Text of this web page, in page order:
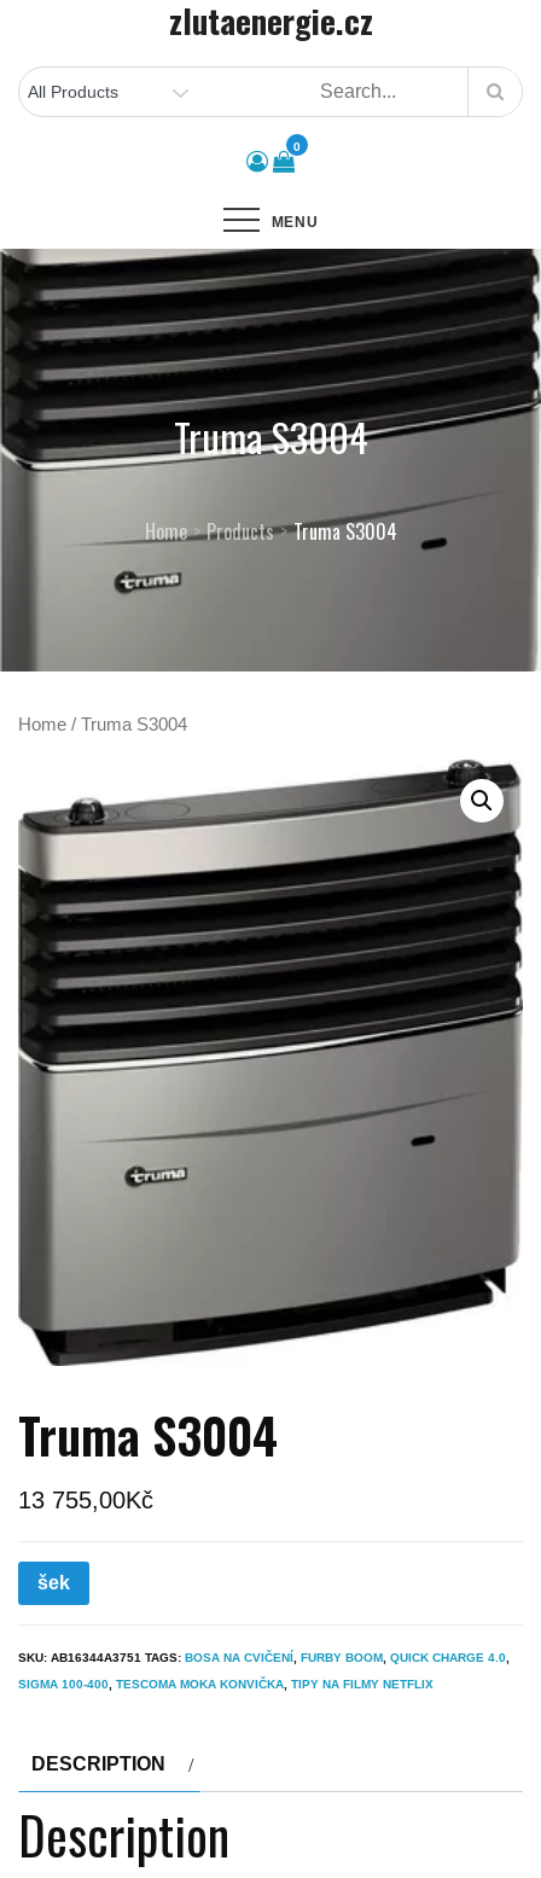
content
zlutaenergie.cz
0
MENU
Truma S3004
Home Products Truma S3004
Home / Truma S3004
Truma S3004
13 755,00Kč
šek
SKU: AB16344A3751 TAGS: BOSA NA CVIČENÍ, FURBY BOOM, QUICK CHARGE 4.0,
SIGMA 100-400, TESCOMA MOKA KONVIČKA, TIPY NA FILMY NETFLIX
DESCRIPTION
Description